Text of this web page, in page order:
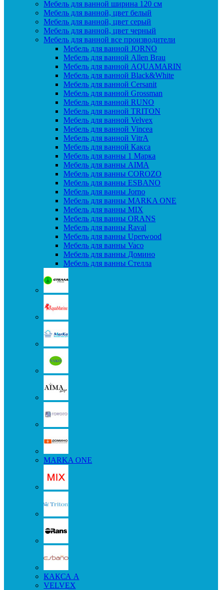
Мебель для ванной ширина 120 см
Мебель для ванной, цвет белый
Мебель для ванной, цвет серый
Мебель для ванной, цвет черный
Мебель для ванной все производители
Мебель для ванной JORNO
Мебель для ванной Allen Brau
Мебель для ванной AQUAMARIN
Мебель для ванной Black&White
Мебель для ванной Cersanit
Мебель для ванной Grossman
Мебель для ванной RUNO
Мебель для ванной TRITON
Мебель для ванной Velvex
Мебель для ванной Vincea
Мебель для ванной VitrA
Мебель для ванной Какса
Мебель для ванны 1 Марка
Мебель для ванны AIMA
Мебель для ванны COROZO
Мебель для ванны ESBANO
Мебель для ванны Jorno
Мебель для ванны MARKA ONE
Мебель для ванны MIX
Мебель для ванны ORANS
Мебель для ванны Raval
Мебель для ванны Uperwood
Мебель для ванны Vaco
Мебель для ванны Домино
Мебель для ванны Стелла
MARKA ONE
КАКСА А
VELVEX